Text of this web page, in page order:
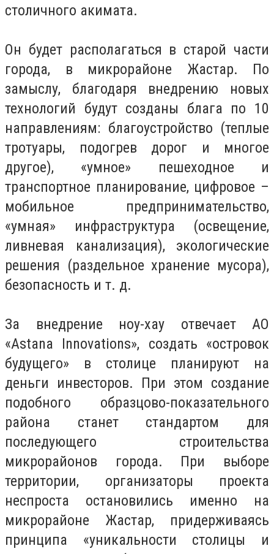
столичного акимата.
Он будет располагаться в старой части
города, в микрорайоне Жастар. По
замыслу, благодаря внедрению новых
технологий будут созданы блага по 10
направлениям: благоустройство (теплые
тротуары, подогрев дорог и многое
другое), «умное» пешеходное и
транспортное планирование, цифровое –
мобильное предпринимательство,
«умная» инфраструктура (освещение,
ливневая канализация), экологические
решения (раздельное хранение мусора),
безопасность и т. д.
За внедрение ноу-хау отвечает АО
«Astana Innovations», создать «островок
будущего» в столице планируют на
деньги инвесторов. При этом создание
подобного образцово-показательного
района станет стандартом для
последующего строительства
микрорайонов города. При выборе
территории, организаторы проекта
неспроста остановились именно на
микрорайоне Жастар, придерживаясь
принципа «уникальности столицы и